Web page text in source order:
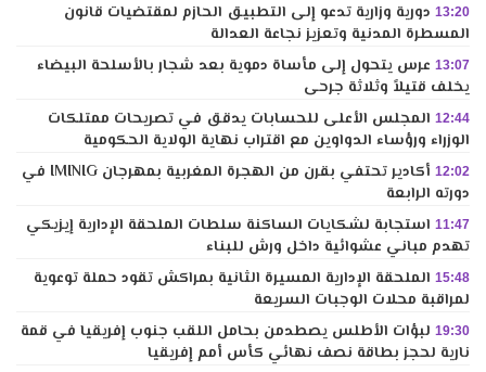
13:20 دورية وزارية تدعو إلى التطبيق الحازم لمقتضيات قانون
المسطرة المدنية وتعزيز نجاعة العدالة
13:07 عرس يتحول إلى مأساة دموية بعد شجار بالأسلحة البيضاء
يخلف قتيلاً وثلاثة جرحى
12:44 المجلس الأعلى للحسابات يدقق في تصريحات ممتلكات
الوزراء ورؤساء الدواوين مع اقتراب نهاية الولاية الحكومية
12:02
أكادير تحتفي بقرن من الهجرة المغربية بمهرجان IMINIG في
دورته الرابعة
11:47 استجابة لشكايات الساكنة سلطات الملحقة الإدارية إيزيكي
تهدم مباني عشوائية داخل ورش للبناء
15:48 الملحقة الإدارية المسيرة الثانية بمراكش تقود حملة توعوية
لمراقبة محلات الوجبات السريعة
19:30 لبؤات الأطلس يصطدمن بحامل اللقب جنوب إفريقيا في قمة
نارية لحجز بطاقة نصف نهائي كأس أمم إفريقيا